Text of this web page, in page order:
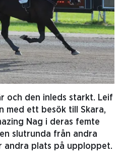
och den inleds starkt. Leif
med ett besök till Skara,
Nag i deras femte
slutrunda från andra
andra plats på upploppet.